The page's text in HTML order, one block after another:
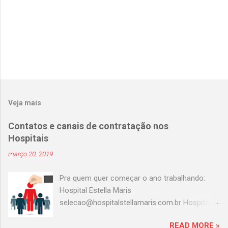
Veja mais
Contatos e canais de contratação nos
Hospitais
março 20, 2019
Pra quem quer começar o ano trabalhando:
Hospital Estella Maris
selecao@hospitalstellamaris.com.br Hospital
READ MORE »